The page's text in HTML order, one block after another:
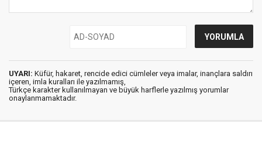
UYARI: Küfür, hakaret, rencide edici cümleler veya imalar, inançlara saldırı
içeren, imla kuralları ile yazılmamış,
Türkçe karakter kullanılmayan ve büyük harflerle yazılmış yorumlar
onaylanmamaktadır.